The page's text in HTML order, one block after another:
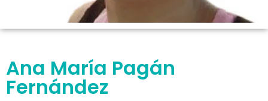
Ana María Pagán
Fernández